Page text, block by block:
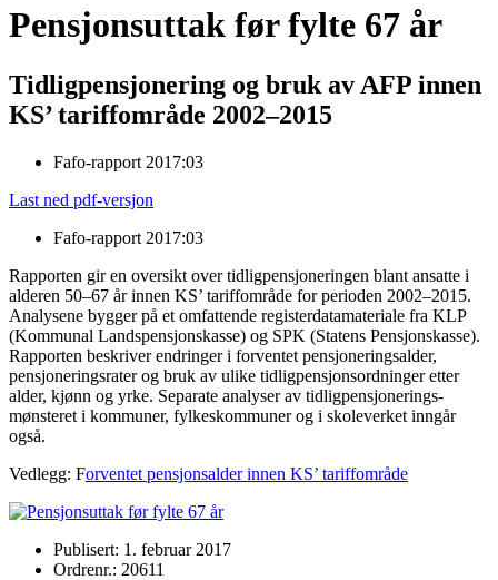
Pensjonsuttak før fylte 67 år
Tidligpensjonering og bruk av AFP innen
KS’ tariffområde 2002–2015
Fafo-rapport 2017:03
Last ned pdf-versjon
Fafo-rapport 2017:03
Rapporten gir en oversikt over tidligpensjoneringen blant ansatte i
alderen 50–67 år innen KS’ tariffområde for perioden 2002–2015.
Analysene bygger på et omfattende registerdatamateriale fra KLP
(Kommunal Landspensjonskasse) og SPK (Statens Pensjonskasse).
Rapporten beskriver endringer i forventet pensjoneringsalder,
pensjoneringsrater og bruk av ulike tidligpensjonsordninger etter
alder, kjønn og yrke. Separate analyser av tidligpensjonerings-
mønsteret i kommuner, fylkeskommuner og i skoleverket inngår
også.
Vedlegg: Forventet pensjonsalder innen KS’ tariffområde
Publisert: 1. februar 2017
Ordrenr.: 20611